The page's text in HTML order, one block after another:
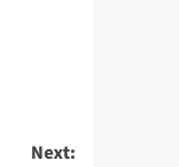
Next: